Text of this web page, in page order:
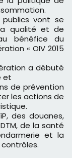
vont se
qualité et de
bénéfice du
« OIV 2015
a débuté
et
de prévention
les actions de
des douanes,
de la santé
et la